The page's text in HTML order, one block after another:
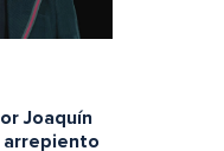
Joaquín
arrepiento